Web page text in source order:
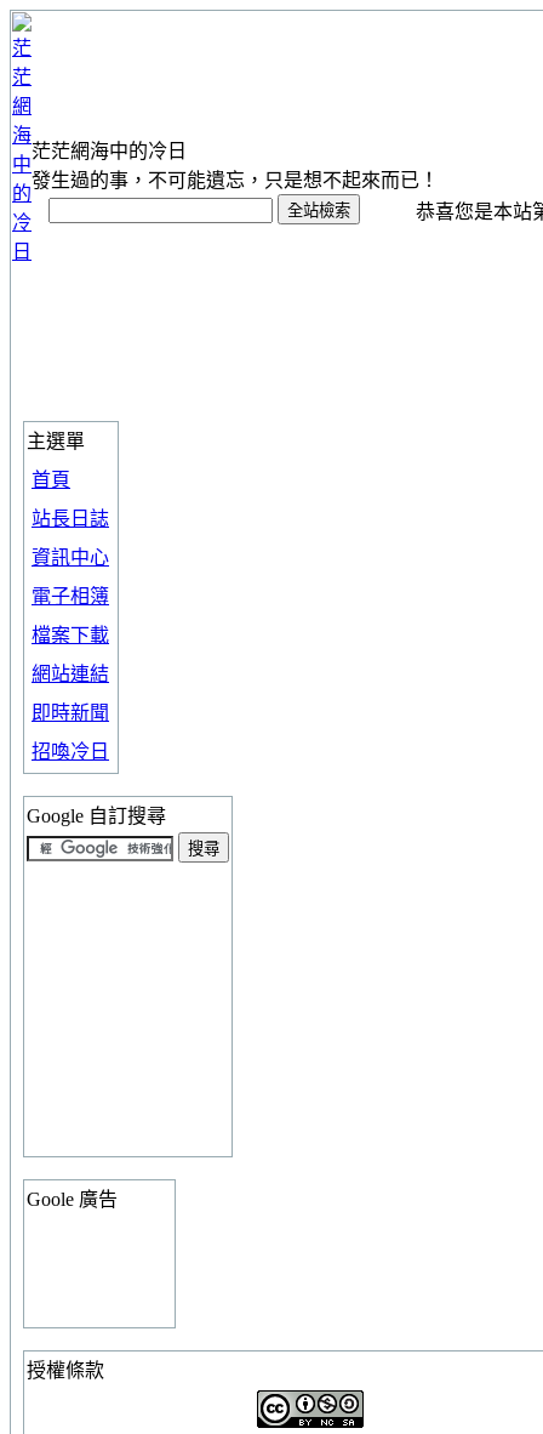
茫茫網海中的冷日
發生過的事，不可能遺忘，只是想不起來而已！
恭喜您是本站
主選單
首頁
站長日誌
資訊中心
電子相簿
檔案下載
網站連結
即時新聞
招喚冷日
Google 自訂搜尋
Goole 廣告
授權條款